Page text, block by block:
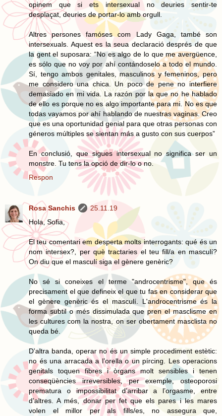
opinem que si ets intersexual no deuries sentir-te
desplaçat, deuries de portar-lo amb orgull.
Altres persones famóses com Lady Gaga, també son
intersexuals. Aquest es la seua declaració després de que
la gent el suposara: “No es algo de lo que me avergüence,
es sólo que no voy por ahí contándoselo a todo el mundo.
Sí, tengo ambos genitales, masculinos y femeninos, pero
me considero una chica. Un poco de pene no interfiere
demasiado en mi vida. La razón por la que no he hablado
de ello es porque no es algo importante para mi. No es que
todas vayamos por ahí hablando de nuestras vaginas. Creo
que es una oportunidad genial para que otras personas con
géneros múltiples se sientan más a gusto con sus cuerpos”
En conclusió, que sigues intersexual no significa ser un
monstre. Tu tens la opció de dir-lo o no.
Respon
Rosa Sanchis
25.11.19
Hola, Sofia,
El teu comentari em desperta molts interrogants: qué és un
nom intersex?, per què tractaries el teu fill/a en masculí?
On diu que el masculí siga el gènere genèric?
No sé si coneixes el terme "androcentrisme", que és
precisament el que defineix el que tu fas en considerar que
el gènere genèric és el masculí. L'androcentrisme és la
forma subtil o més dissimulada que pren el masclisme en
les cultures com la nostra, on ser obertament masclista no
queda bé.
D’altra banda, operar no és un simple procediment estètic:
no és una arracada a l’orella o un pírcing. Les operacions
genitals toquen fibres i òrgans molt sensibles i tenen
conseqüències irreversibles, per exemple, osteoporosi
prematura o impossibilitat d’arribar a l’orgasme, entre
d’altres. A més, donar per fet que els pares i les mares
volen el millor per als fills/es, no assegura que,